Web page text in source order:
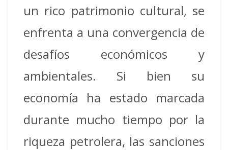
un rico patrimonio cultural, se
enfrenta a una convergencia de
desafíos económicos y
ambientales. Si bien su
economía ha estado marcada
durante mucho tiempo por la
riqueza petrolera, las sanciones